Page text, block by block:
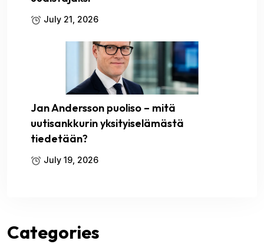
July 21, 2026
Jan Andersson puoliso – mitä
uutisankkurin yksityiselämästä
tiedetään?
July 19, 2026
Categories